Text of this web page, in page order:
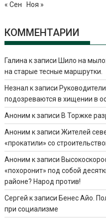
« Сен
Ноя »
КОММЕНТАРИИ
Галинак записи Шило на
на старые тесные маршрутки.
Незнал к записи
подозреваются в хищении в
Аноним к записи В Торжке
Аноним к записиЖителей
«прокатили» со
Аноним к записи
«похоронит» под собой
районе? Народ против!
Сергей к записи Бенес Айо.
при социализме